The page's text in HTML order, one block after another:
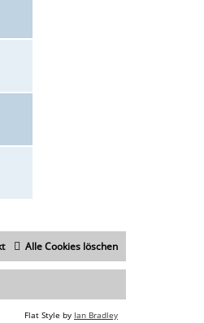
Alle Cookies löschen
Flat Style by Ian Bradley